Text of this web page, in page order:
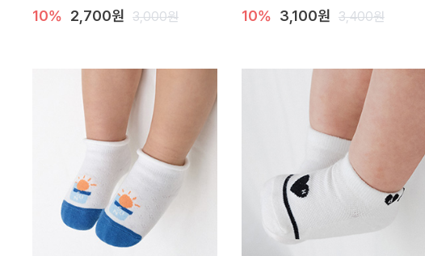
10% 2,700원 3,000원 10% 3,100원 3,400원